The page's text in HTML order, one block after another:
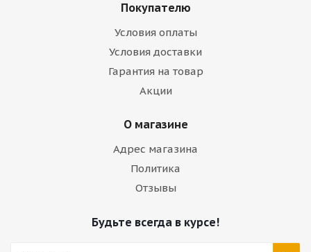
Покупателю
Условия оплаты
Условия доставки
Гарантия на товар
Акции
О магазине
Адрес магазина
Политика
Отзывы
Будьте всегда в курсе!